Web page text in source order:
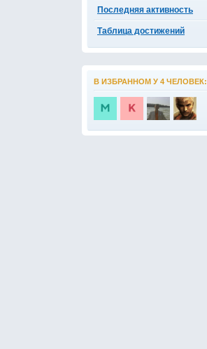
Последняя активность
Таблица достижений
В ИЗБРАННОМ У 4 ЧЕЛОВЕК: